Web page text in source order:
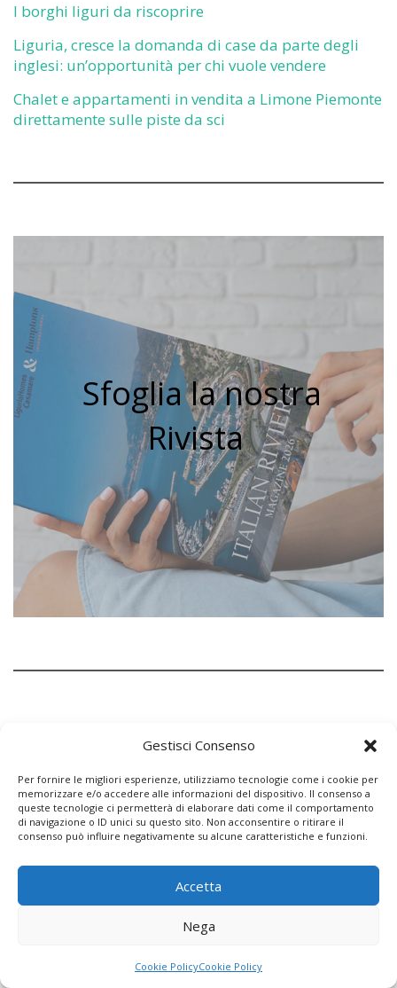
Gestisci Consenso
Per fornire le migliori esperienze, utilizziamo tecnologie come i cookie per
memorizzare e/o accedere alle informazioni del dispositivo. Il consenso a
queste tecnologie ci permetterà di elaborare dati come il comportamento
di navigazione o ID unici su questo sito. Non acconsentire o ritirare il
consenso può influire negativamente su alcune caratteristiche e funzioni.
Accetta
Nega
Cookie PolicyCookie Policy
I borghi liguri da riscoprire
Liguria, cresce la domanda di case da parte degli
inglesi: un’opportunità per chi vuole vendere
Chalet e appartamenti in vendita a Limone Piemonte
direttamente sulle piste da sci
Sfoglia la nostra
Rivista
CERCA LA TUA CASA IN LIGURIA
Se state cercando casa in Liguria o volete vendere la
vostra proprietà, visitate il nostro sito principale: